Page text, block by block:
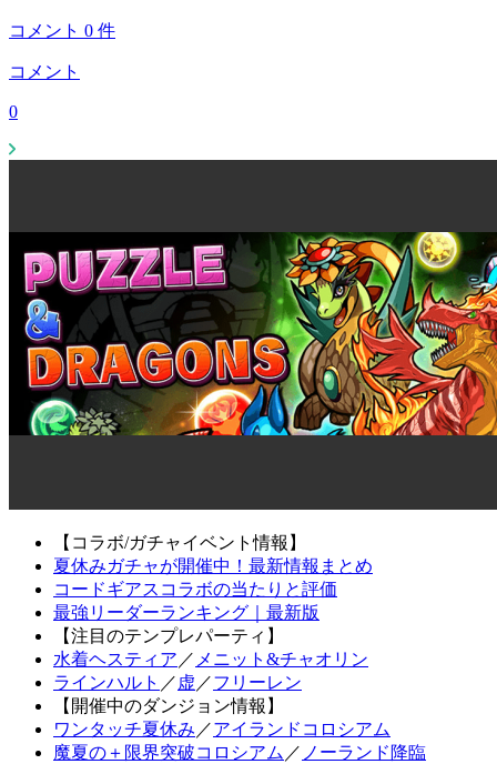
コメント 0 件
コメント
0
【コラボ/ガチャイベント情報】
夏休みガチャが開催中！最新情報まとめ
コードギアスコラボの当たりと評価
最強リーダーランキング｜最新版
【注目のテンプレパーティ】
水着ヘスティア ／ メニット&チャオリン
ラインハルト ／ 虚 ／フリーレン
【開催中のダンジョン情報】
ワンタッチ夏休み ／アイランドコロシアム
魔夏の＋限界突破コロシアム ／ ノーランド降臨